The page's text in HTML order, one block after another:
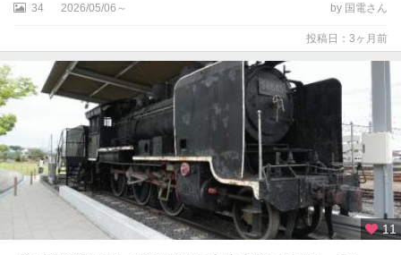
34 2026/05/06～ by 国電さん
投稿日：3ヶ月前
11